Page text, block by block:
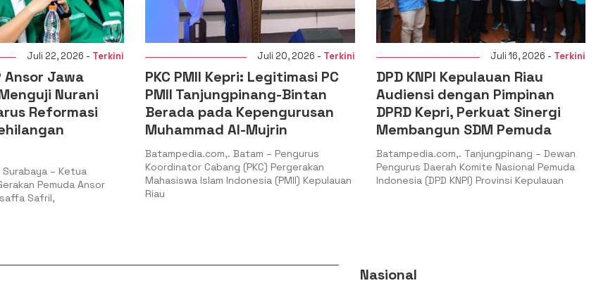
Juli 20, 2026 -Terkini
Legitimasi PC
Bintan
Kepengurusan
Al-Mujrin
Batam – Pengurus
(PKC) Pergerakan
Indonesia (PMII) Kepulauan
Juli 16, 2026 -Terkini
DPD KNPI Kepulauan Riau
Audiensi dengan Pimpinan
DPRD Kepri, Perkuat Sinergi
Membangun SDM Pemuda
Batampedia.com,. Tanjungpinang – Dewan
Pengurus Daerah Komite Nasional Pemuda
Indonesia (DPD KNPI) Provinsi Kepulauan
Juli 15, 2026 -Terkini
DPD JAGATARA Sumatera
Utara kolaborasi dengan
PERWAKU Gelar Penanaman
Pohon Produktif Peringati Hari
Konservasi Alam Sedunia
Batampedia.com,. Medan – Dalam rangka
memperingati Hari Konservasi Alam Sedunia,
Nasional